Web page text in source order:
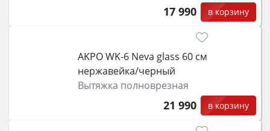
17 990 в корзину
AKPO WK-6 Neva glass 60 см
нержавейка/черный
Вытяжка полноврезная
21 990 в корзину